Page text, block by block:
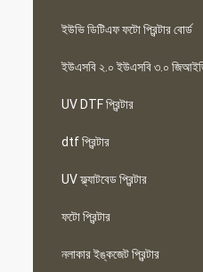
ইউভি ডিটিএফ ফটো প্রিন্টার বোর্ড
ইউএসবি ২.০ ইউএসবি ৩.০
UV DTF প্রিন্টার
dtf প্রিন্টার
UV ফ্ল্যাটবেড প্রিন্টার
ফটো প্রিন্টার
নলাকার ইঙ্কজেট প্রিন্টার